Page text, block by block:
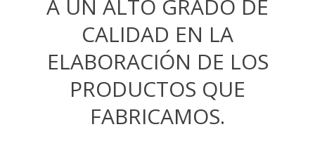
A UN ALTO GRADO DE
CALIDAD EN LA
ELABORACIÓN DE LOS
PRODUCTOS QUE
FABRICAMOS.